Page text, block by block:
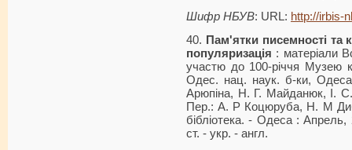
Шифр НБУВ: URL: http://irbis-
40. Пам'ятки писемності та
популяризація : матеріали
участю до 100-річчя Музею
Одес. нац. наук. б-ки,
Арюпіна, Н. Г. Майданюк, І.
Пер.: А. Р Коцюруба, Н. М
бібліотека. - Одеса : Апрель,
ст. - укp. - англ.